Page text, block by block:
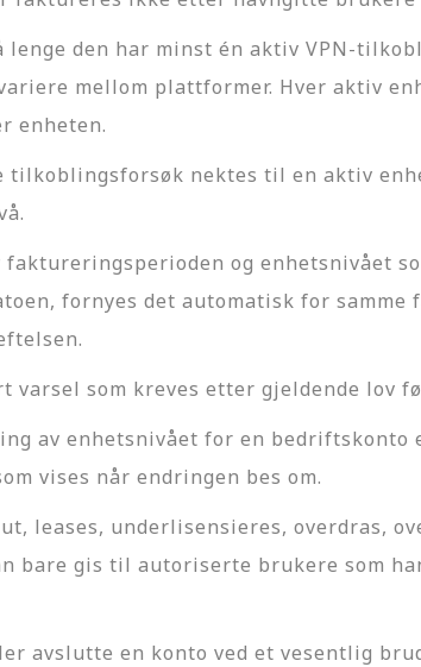
den har minst én aktiv VPN-
mellom plattformer. Hver aktiv
enheten.
tilkoblingsforsøk nektes til en aktiv
og enhetsnivået
fornyes det automatisk for
varsel som kreves etter gjeldende lov
av enhetsnivået for en
vises når endringen bes om.
leases, underlisensieres, overdras,
gis til autoriserte brukere som
avslutte en konto ved et vesentlig